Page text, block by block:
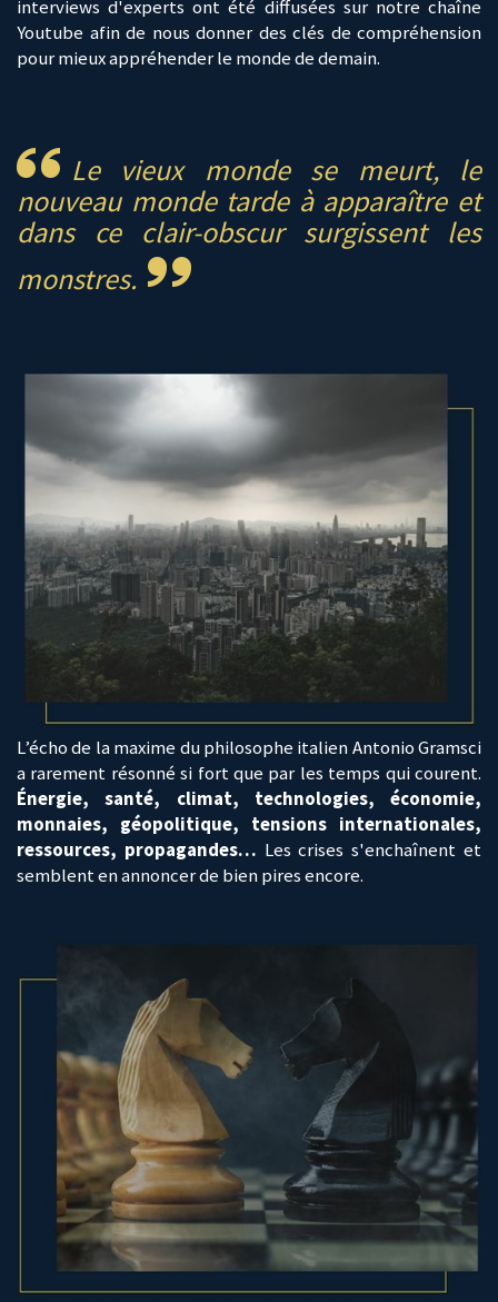
interviews d'experts ont été diffusées sur notre chaîne
Youtube afin de nous donner des clés de compréhension
pour mieux appréhender le monde de demain.
Le vieux monde se meurt, le
nouveau monde tarde à apparaître et
dans ce clair-obscur surgissent les
monstres.
L’écho de la maxime du philosophe italien Antonio Gramsci
a rarement résonné si fort que par les temps qui courent.
Énergie, santé, climat, technologies, économie,
monnaies, géopolitique, tensions internationales,
ressources, propagandes… Les crises s'enchaînent et
semblent en annoncer de bien pires encore.